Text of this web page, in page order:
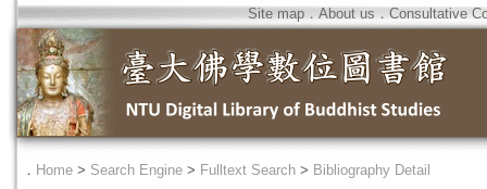
Site map．About us ． Consultative
． Home > Search Engine > Fulltext Search > Bibliography Detail